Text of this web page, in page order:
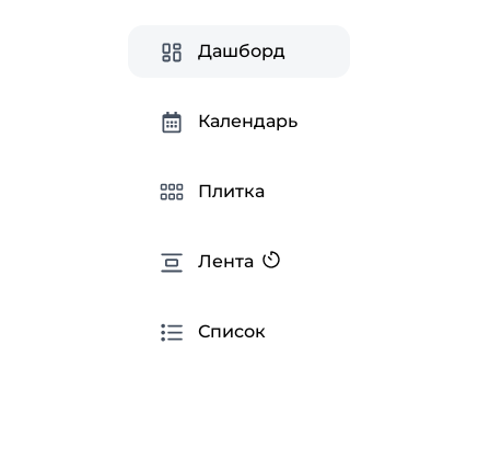
Умные подсказки для улучшения
Дашборд
Календарь
Плитка
Лента
Список